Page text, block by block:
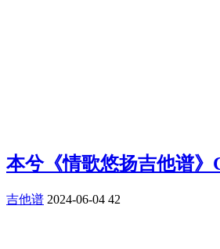
本兮《情歌悠扬吉他谱》
吉他谱 2024-06-04 42